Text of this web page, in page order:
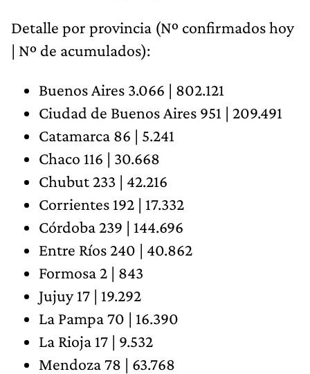
Detalle por provincia (Nº confirmados hoy
| Nº de acumulados):
Buenos Aires 3.066 | 802.121
Ciudad de Buenos Aires 951 | 209.491
Catamarca 86 | 5.241
Chaco 116 | 30.668
Chubut 233 | 42.216
Corrientes 192 | 17.332
Córdoba 239 | 144.696
Entre Ríos 240 | 40.862
Formosa 2 | 843
Jujuy 17 | 19.292
La Pampa 70 | 16.390
La Rioja 17 | 9.532
Mendoza 78 | 63.768